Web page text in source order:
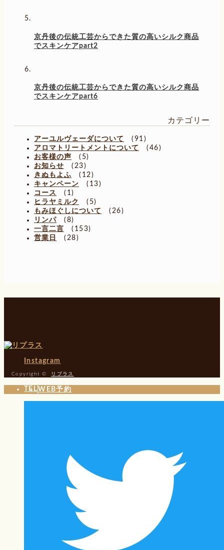
京丹後の伝統工芸からできた質の高いシルク商品
でスキンケアpart2
京丹後の伝統工芸からできた質の高いシルク商品
でスキンケアpart6
カテゴリー
アーユルヴェーダについて
(91)
アロマトリートメントについて
(46)
お客様の声
(5)
お知らせ
(23)
きぬもよふ
(12)
キャンペーン
(13)
コース
(1)
ヒラヤミルク
(5)
もみほぐしについて
(26)
リンパ
(8)
一言二言
(153)
営業日
(28)
Instagram
Copyright © リプラス
TELWEB予約